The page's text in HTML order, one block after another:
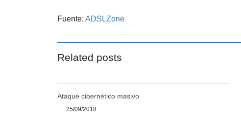
Fuente: ADSLZone
Related posts
Ataque cibernético masivo
25/09/2018